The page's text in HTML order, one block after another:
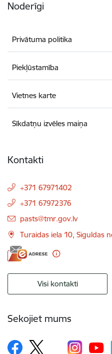
Noderīgi
Privātuma politika
Piekļūstamība
Vietnes karte
Sīkdatņu izvēles maiņa
Kontakti
+371 67971402
+371 67972376
E-pasts:
pasts@tmr.gov.lv
Turaidas iela 10, Siguldas
Visi kontakti
Sekojiet mums